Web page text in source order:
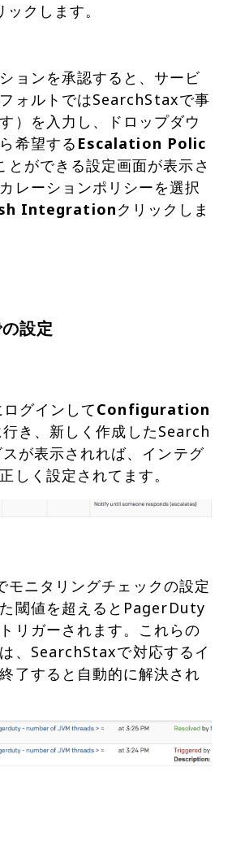
ックします。
ョンを承認すると、サービ
ォルトではSearchStaxで事
）を入力し、ドロップダウ
希望する Escalation Polic
とができる設定画面が表示さ
レーションポリシーを選択
Integrationクリックしま
設定
グインしてConfiguration
行き、新しく作成したSearch
が表示されれば、インテグ
ニタリングチェックの設定
閾値を超えるとPagerDuty
リガーされます。これらの
、SearchStaxで対応するイ
了すると自動的に解決され